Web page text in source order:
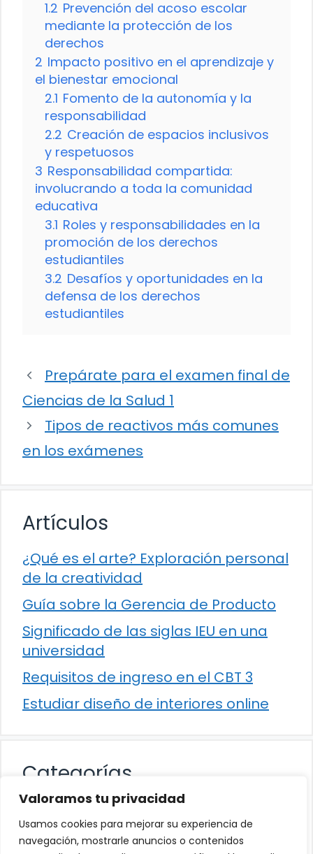
Valoramos tu privacidad
Usamos cookies para mejorar su experiencia de
navegación, mostrarle anuncios o contenidos
1.2 Prevención del acoso escolar
mediante la protección de los
derechos
2 Impacto positivo en el aprendizaje y
el bienestar emocional
2.1 Fomento de la autonomía y la
responsabilidad
2.2 Creación de espacios inclusivos
y respetuosos
3 Responsabilidad compartida:
involucrando a toda la comunidad
educativa
3.1 Roles y responsabilidades en la
promoción de los derechos
estudiantiles
3.2 Desafíos y oportunidades en la
defensa de los derechos
estudiantiles
Prepárate para el examen final de
Ciencias de la Salud 1
Tipos de reactivos más comunes
en los exámenes
Artículos
¿Qué es el arte? Exploración personal
de la creatividad
Guía sobre la Gerencia de Producto
Significado de las siglas IEU en una
universidad
Requisitos de ingreso en el CBT 3
Estudiar diseño de interiores online
Categorías
Cultura
Educación